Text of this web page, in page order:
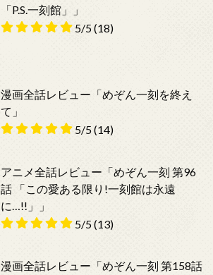
「P.S.一刻館」」
5/5(18)
漫画全話レビュー「めぞん一刻を終え
て」
5/5(14)
アニメ全話レビュー「めぞん一刻 第96
話 「この愛ある限り!一刻館は永遠
に…!!」」
5/5(13)
漫画全話レビュー「めぞん一刻 第158話